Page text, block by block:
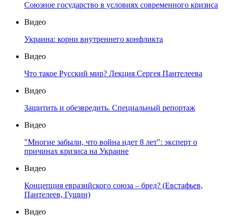
Союзное государство в условиях современного кризиса
Видео
Украина: корни внутреннего конфликта
Видео
Что такое Русский мир? Лекция Сергея Пантелеева
Видео
Защитить и обезвредить. Специальный репортаж
Видео
"Многие забыли, что война идет 8 лет": эксперт о
причинах кризиса на Украине
Видео
Концепция евразийского союза – бред? (Евстафьев,
Пантелеев, Гущин)
Видео